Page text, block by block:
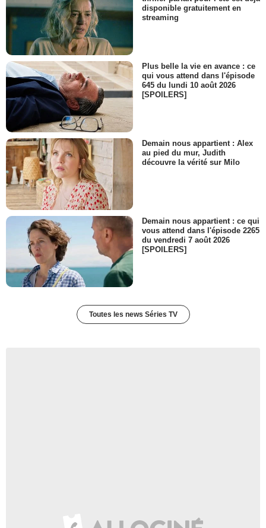
disponible gratuitement en
streaming
Plus belle la vie en avance : ce
qui vous attend dans l'épisode
645 du lundi 10 août 2026
[SPOILERS]
Demain nous appartient : Alex
au pied du mur, Judith
découvre la vérité sur Milo
Demain nous appartient : ce qui
vous attend dans l'épisode 2265
du vendredi 7 août 2026
[SPOILERS]
Toutes les news Séries TV